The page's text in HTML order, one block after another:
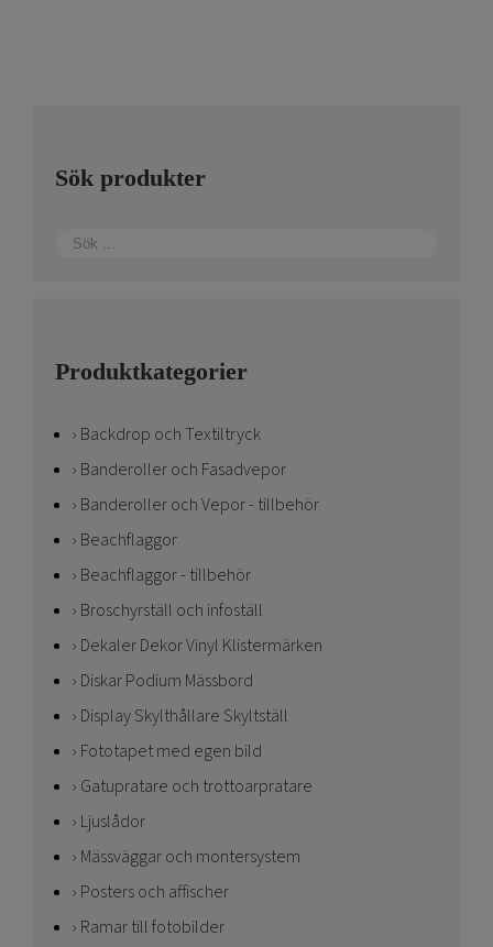
Sök produkter
Produktkategorier
Backdrop och Textiltryck
Banderoller och Fasadvepor
Banderoller och Vepor - tillbehör
Beachflaggor
Beachflaggor - tillbehör
Broschyrställ och infoställ
Dekaler Dekor Vinyl Klistermärken
Diskar Podium Mässbord
Display Skylthållare Skyltställ
Fototapet med egen bild
Gatupratare och trottoarpratare
Ljuslådor
Mässväggar och montersystem
Posters och affischer
Ramar till fotobilder